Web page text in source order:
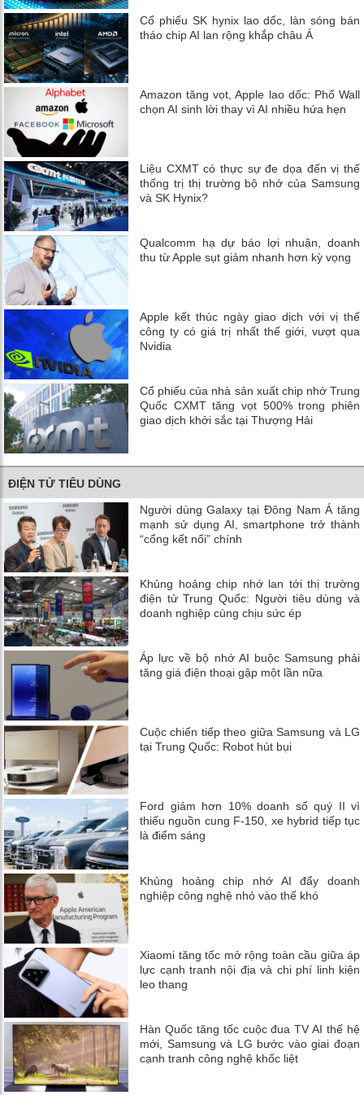
Cổ phiếu SK hynix lao dốc, làn sóng bán
tháo chip AI lan rộng khắp châu Á
Amazon tăng vọt, Apple lao dốc: Phố Wall
chọn AI sinh lời thay vì AI nhiều hứa hẹn
Liệu CXMT có thực sự đe dọa đến vị thế
thống trị thị trường bộ nhớ của Samsung
và SK Hynix?
Qualcomm hạ dự báo lợi nhuận, doanh
thu từ Apple sụt giảm nhanh hơn kỳ vọng
Apple kết thúc ngày giao dịch với vị thế
công ty có giá trị nhất thế giới, vượt qua
Nvidia
Cổ phiếu của nhà sản xuất chip nhớ Trung
Quốc CXMT tăng vọt 500% trong phiên
giao dịch khởi sắc tại Thượng Hải
ĐIỆN TỬ TIÊU DÙNG
Người dùng Galaxy tại Đông Nam Á tăng
mạnh sử dụng AI, smartphone trở thành
“cổng kết nối” chính
Khủng hoảng chip nhớ lan tới thị trường
điện tử Trung Quốc: Người tiêu dùng và
doanh nghiệp cùng chịu sức ép
Áp lực về bộ nhớ AI buộc Samsung phải
tăng giá điện thoại gập một lần nữa
Cuộc chiến tiếp theo giữa Samsung và LG
tại Trung Quốc: Robot hút bụi
Ford giảm hơn 10% doanh số quý II vì
thiếu nguồn cung F-150, xe hybrid tiếp tục
là điểm sáng
Khủng hoảng chip nhớ AI đẩy doanh
nghiệp công nghệ nhỏ vào thế khó
Xiaomi tăng tốc mở rộng toàn cầu giữa áp
lực cạnh tranh nội địa và chi phí linh kiện
leo thang
Hàn Quốc tăng tốc cuộc đua TV AI thế hệ
mới, Samsung và LG bước vào giai đoạn
cạnh tranh công nghệ khốc liệt